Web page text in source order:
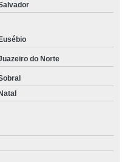
Eusébio
do Norte
Natal